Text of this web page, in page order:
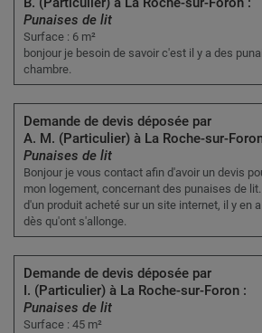
Punaises de lit
Surface : 6 m²
bonjour je besoin de savoir c'est il y a des
chambre.
Demande de devis déposée par
A. M. (Particulier) à La Roche-sur-
Punaises de lit
Bonjour je vous contact afin d'avoir un devis
mon logement, concernant des punaises de
d'un produit acheté sur un site internet, il y en
dès qu'ont s'allonge.
Demande de devis déposée par
I. (Particulier) à La Roche-sur-Foron :
Punaises de lit
Surface : 45 m²